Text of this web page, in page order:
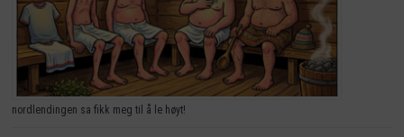
nordlendingen sa fikk meg til å le høyt!